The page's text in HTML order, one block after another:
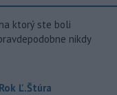
ktorý ste boli
nikdy
Rok Ľ.Štúra